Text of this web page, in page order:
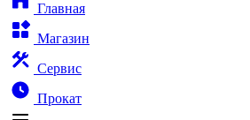
Главная
Магазин
Сервис
Прокат